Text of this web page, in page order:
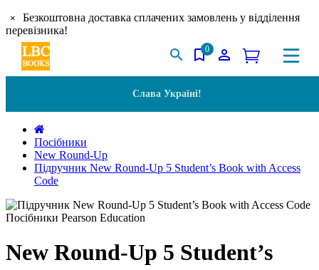
×
Безкоштовна доставка сплачених замовлень у відділення
перевізника!
0
Слава Україні!
Посібники
New Round-Up
Підручник New Round-Up 5 Student’s Book with Access
Code
New Round-Up 5 Student’s